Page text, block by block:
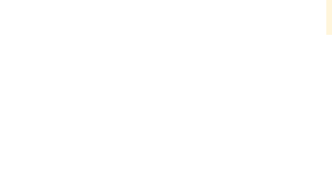
Pengguna baru berbelanja di